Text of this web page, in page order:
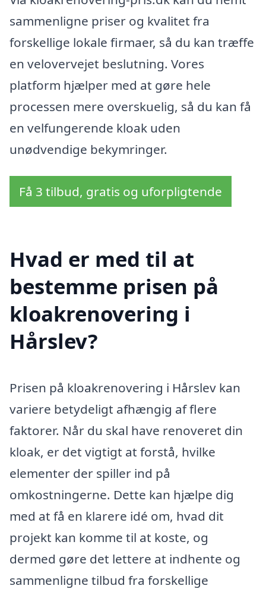
sammenligne priser og kvalitet fra
forskellige lokale firmaer, så du kan træffe
en velovervejet beslutning. Vores
platform hjælper med at gøre hele
processen mere overskuelig, så du kan få
en velfungerende kloak uden
unødvendige bekymringer.
Få 3 tilbud, gratis og uforpligtende
Hvad er med til at
bestemme prisen på
kloakrenovering i
Hårslev?
Prisen på kloakrenovering i Hårslev kan
variere betydeligt afhængig af flere
faktorer. Når du skal have renoveret din
kloak, er det vigtigt at forstå, hvilke
elementer der spiller ind på
omkostningerne. Dette kan hjælpe dig
med at få en klarere idé om, hvad dit
projekt kan komme til at koste, og
dermed gøre det lettere at indhente og
sammenligne tilbud fra forskellige